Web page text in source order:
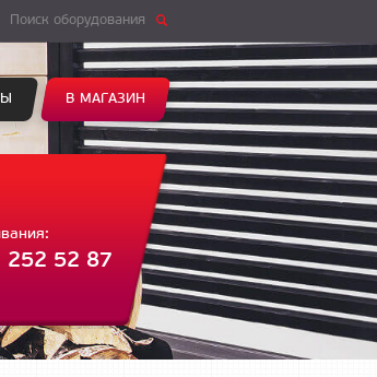
Поиск оборудования
В МАГАЗИН
252 52 87